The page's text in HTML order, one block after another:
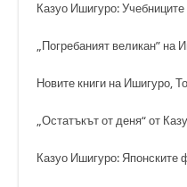
Казуо Ишигуро:
„Погребаният великан” на
Новите книги на Ишигуро,
„Остатъкът от деня“ от
Казуо Ишигуро: Японските